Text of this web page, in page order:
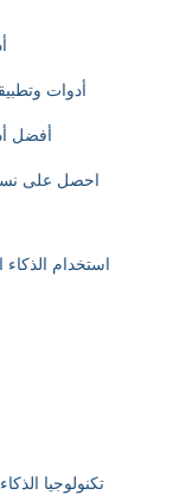
أدوات
أفضل
احصل على
استخدام
تكنولوجيا